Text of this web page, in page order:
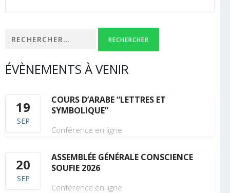
ÉVÈNEMENTS À VENIR
19
SEP
COURS D’ARABE “LETTRES ET
SYMBOLIQUE”
Conférence en ligne
20
SEP
ASSEMBLÉE GÉNÉRALE CONSCIENCE
SOUFIE 2026
Conférence en ligne